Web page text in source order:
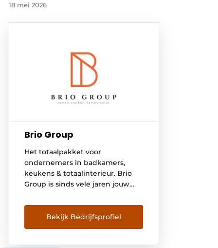
18 mei 2026
Brio Group
Het totaalpakket voor
ondernemers in badkamers,
keukens & totaalinterieur. Brio
Group is sinds vele jaren jouw
keukens, badkamers en totale
interieurinrichting. Bij Brio
Group spelen doordachte
Bekijk Bedrijfsprofiel